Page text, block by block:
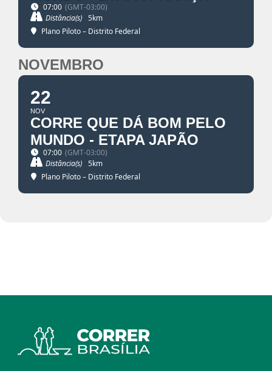
07:00 (GMT-03:00)
Distância(s) 5km
Plano Piloto – Distrito Federal
NOVEMBRO
22
NOV
CORRE QUE DÁ BOM PELO
MUNDO - ETAPA JAPÃO
07:00 (GMT-03:00)
Distância(s) 5km
Plano Piloto – Distrito Federal